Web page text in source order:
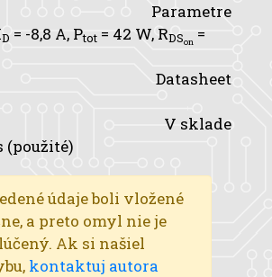
Parametre
D = -8,8 A, Ptot = 42 W, RDSon =
Datasheet
V sklade
(použité)
údaje boli vložené
a preto omyl nie je
Ak si našiel
kontaktuj autora